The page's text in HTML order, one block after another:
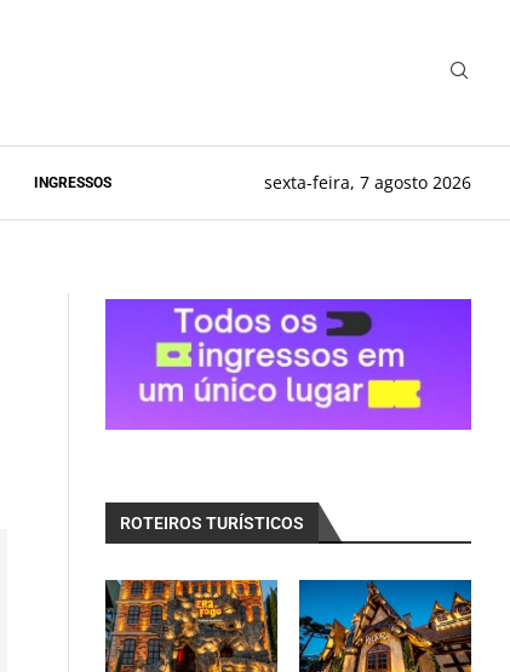
INGRESSOS sexta-feira, 7 agosto 2026
ROTEIROS TURÍSTICOS